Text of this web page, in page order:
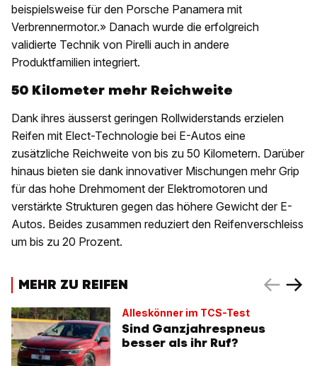
beispielsweise für den Porsche Panamera mit
Verbrennermotor.» Danach wurde die erfolgreich
validierte Technik von Pirelli auch in andere
Produktfamilien integriert.
50 Kilometer mehr Reichweite
Dank ihres äusserst geringen Rollwiderstands erzielen
Reifen mit Elect-Technologie bei E-Autos eine
zusätzliche Reichweite von bis zu 50 Kilometern. Darüber
hinaus bieten sie dank innovativer Mischungen mehr Grip
für das hohe Drehmoment der Elektromotoren und
verstärkte Strukturen gegen das höhere Gewicht der E-
Autos. Beides zusammen reduziert den Reifenverschleiss
um bis zu 20 Prozent.
MEHR ZU REIFEN
Alleskönner im TCS-Test
Sind Ganzjahrespneus
besser als ihr Ruf?